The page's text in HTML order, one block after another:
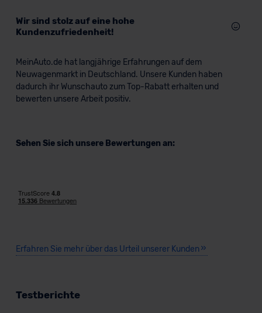
Wir sind stolz auf eine hohe
Kundenzufriedenheit!
MeinAuto.de hat langjährige Erfahrungen auf dem
Neuwagenmarkt in Deutschland. Unsere Kunden haben
dadurch ihr Wunschauto zum Top-Rabatt erhalten und
bewerten unsere Arbeit positiv.
Sehen Sie sich unsere Bewertungen an:
Erfahren Sie mehr über das Urteil unserer Kunden
Testberichte